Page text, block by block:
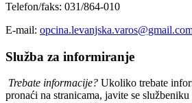
Telefon/faks: 031/864-010
E-mail:
Služba za informiranje
Trebate informacije? Ukoliko trebate
pronaći na stranicama, javite se